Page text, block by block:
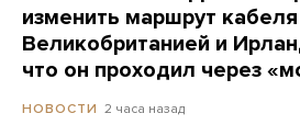
изменить маршрут
Великобританией и
что он проходил через
НОВОСТИ 2 часа назад